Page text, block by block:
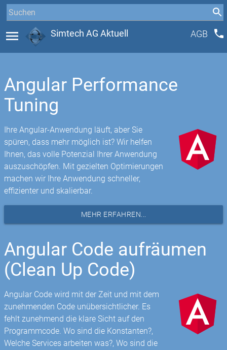
menu Simtech AG Aktuell AGB phone
Angular Performance
Tuning
Ihre Angular-Anwendung läuft, aber Sie
spüren, dass mehr möglich ist? Wir helfen
Ihnen, das volle Potenzial Ihrer Anwendung
auszuschöpfen. Mit gezielten Optimierungen
machen wir Ihre Anwendung schneller,
effizienter und skalierbar.
MEHR ERFAHREN...
Angular Code aufräumen
(Clean Up Code)
Angular Code wird mit der Zeit und mit dem
zunehmenden Code unübersichtlicher. Es
fehlt zunehmend die klare Sicht auf den
Programmcode. Wo sind die Konstanten?,
Welche Services arbeiten was?, Wo sind die